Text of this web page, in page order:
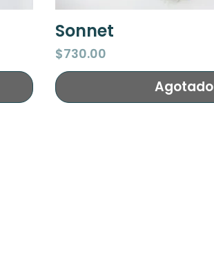
Sonnet
Precio
$730.00
Agotado